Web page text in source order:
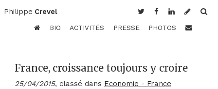
Philippe Crevel
BIO ACTIVITÉS PRESSE PHOTOS
France, croissance toujours y croire
25/04/2015, classé dans Economie - France